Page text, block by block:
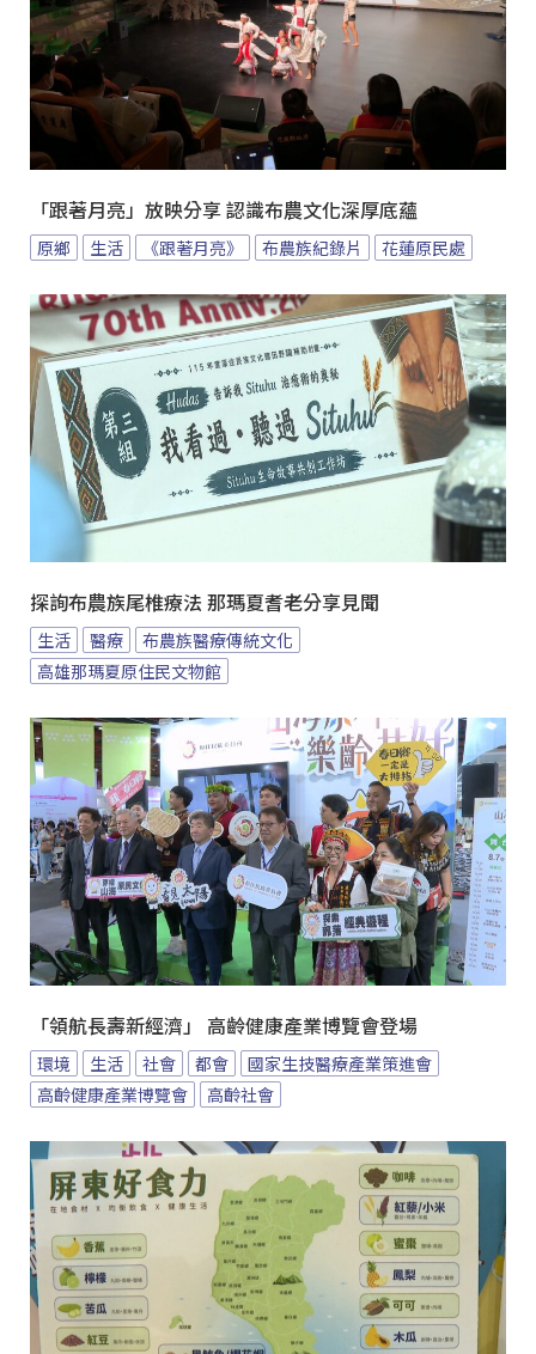
「跟著月亮」放映分享 認識布農文化深厚底蘊
原鄉 生活 《跟著月亮》 布農族紀錄片 花蓮原民處
探詢布農族尾椎療法 那瑪夏耆老分享見聞
生活 醫療
布農族醫療傳統文化
高雄那瑪夏原住民文物館
「領航長壽新經濟」 高齡健康產業博覽會登場
環境 生活 社會 都會
國家生技醫療產業策進會
高齡健康產業博覽會
高齡社會